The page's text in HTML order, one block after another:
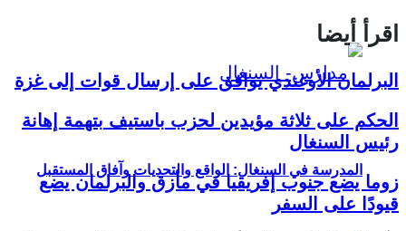
المدرسة في السنغال: الواقع والتحديات وآفاق المستقبل
اقرأ أيضا
البرلمان الأوغندي يوافق على إرسال قوات إلى غزة
الحكم على ثلاثة مؤيدين لحزب باستيف بتهمة إهانة
رئيس السنغال
زوما يضع جنوب إفريقيا في مأزق والبرلمان يضع
قيودًا على السفر